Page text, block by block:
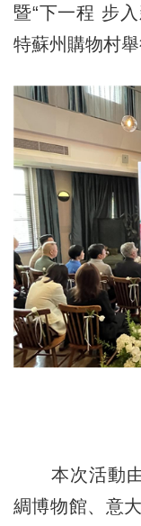
暨“下一程 步
特蘇州購物村舉
本次活動由
綢博物館、意